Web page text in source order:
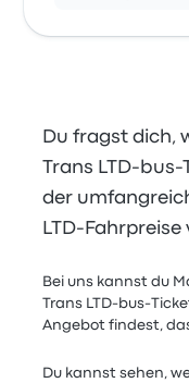
Du fragst dich,
Trans LTD-
der
LTD-
Bei uns kannst du
Trans LTD-bus-
Angebot findest,
Du kannst sehen,